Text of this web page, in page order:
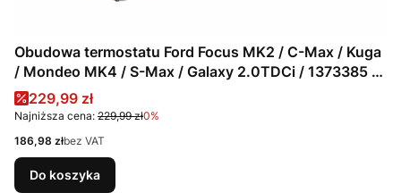
Obudowa termostatu Ford Focus MK2 / C-Max / Kuga
/ Mondeo MK4 / S-Max / Galaxy 2.0TDCi / 1373385 /
3M5Q-8A586-CA
Cena promocyjna
229,99 zł
Najniższa cena: 229,99 zł0%
Cena
186,98 złbez VAT
Do koszyka